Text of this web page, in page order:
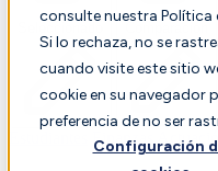
consulte nuestra Política
Si lo rechaza, no se
cuando visite este sitio
cookie en su navegador
preferencia de no ser
Configuración
Finanzas Actuación